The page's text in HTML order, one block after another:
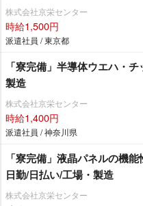
株式会社京栄センター
時給1,500円
派遣社員 / 東京都
「寮完備」半導体ウエハ・
製造
株式会社京栄センター
時給1,400円
派遣社員 / 神奈川県
「寮完備」液晶パネルの機
日勤/日払い/工場・製造
株式会社京栄センター